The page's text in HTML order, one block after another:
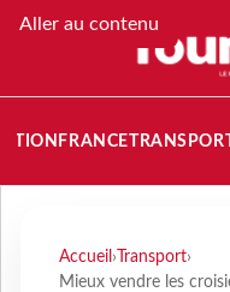
Aller au contenu
FRANCE
Accueil › Transport›
Mieux vendre les